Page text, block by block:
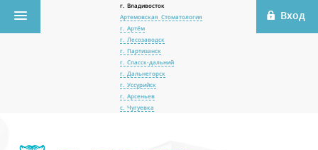
г. Владивосток
Артемовская Стоматология
г. Артём
г. Лесозаводск
г. Партизанск
г. Спасск-дальний
г. Дальнегорск
г. Уссурийск
г. Арсеньев
с. Чугуевка